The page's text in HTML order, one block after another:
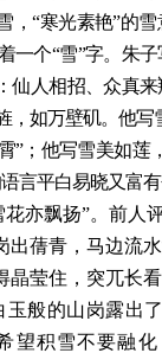
，“寒光素艳”的
一个“雪”字。朱
仙人相招、众真来
，如万壁矶。他写
”；他写雪美如莲
言平白易晓又富
花亦飘扬”。前人
出蒨青，马边流水
晶莹住，突兀长看
玉般的山岗露出
望积雪不要融